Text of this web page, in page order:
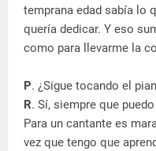
temprana edad sabía lo
quería dedicar. Y eso
como para llevarme la
P. ¿Sigue tocando el
R. Sí, siempre que
Para un cantante es
vez que tengo que